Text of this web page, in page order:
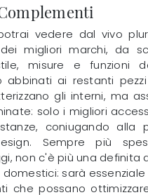
vedere dal vivo
migliori marchi, da
misure e funzioni
abbinati ai restanti
gli interni, ma
solo i migliori
coniugando alla
Sempre più
non c'è più una definita
sarà
che possano